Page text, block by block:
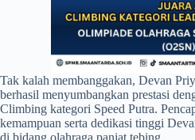
Tak kalah membanggakan, Devan
berhasil menyumbangkan prestasi
Climbing kategori Speed Putra.
kemampuan serta dedikasi tinggi
di bidang olahraga panjat tebing.